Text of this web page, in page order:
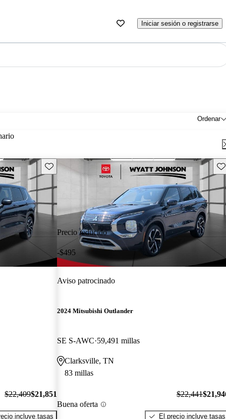
Iniciar sesión o registrarse
Ordenar
Guarda este Aviso
$22,409$21,851
incluye tasas
Precio reducido
-$495
Aviso patrocinado
2024 Mitsubishi Outlander
SE S-AWC 59,491 millas
Clarksville, TN
83 millas
Buena oferta
$22,441
El precio incluye tasas